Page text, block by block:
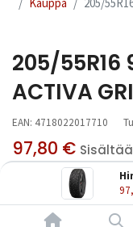
205/55R16
ACTIVA
EAN: 4718022017710
97,80 € Sisältää
Toimittajilla
Toimitusaika:
3